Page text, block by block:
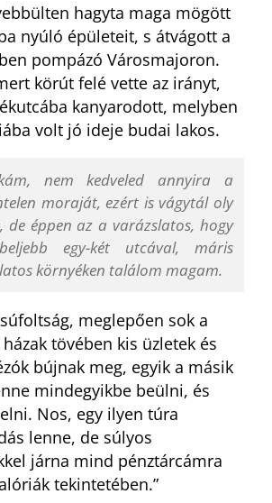
hagyta maga mögött
nyúló épületeit, s átvágott a
pompázó Városmajoron.
körút felé vette az irányt,
kanyarodott, melyben
volt jó ideje budai lakos.
nem kedveled annyira a
moraját, ezért is vágytál oly
de éppen az a varázslatos, hogy
egy-két utcával, máris
környéken találom magam.
meglepően sok a
tövében kis üzletek és
bújnak meg, egyik a másik
mindegyikbe beülni, és
Nos, egy ilyen túra
lenne, de súlyos
járna mind pénztárcámra
tekintetében.”